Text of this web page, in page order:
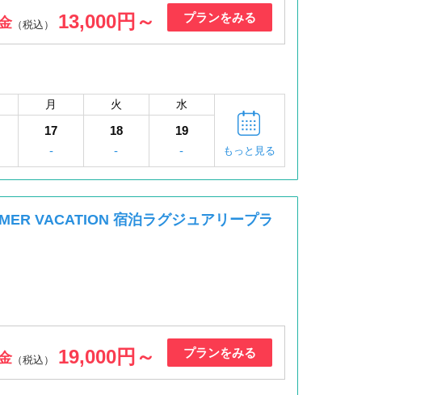
（税込） 13,000円～ プランをみる
月 火 水
17
-
18
-
19
-
もっと見る
VACATION 宿泊ラグジュアリープラ
（税込） 19,000円～ プランをみる